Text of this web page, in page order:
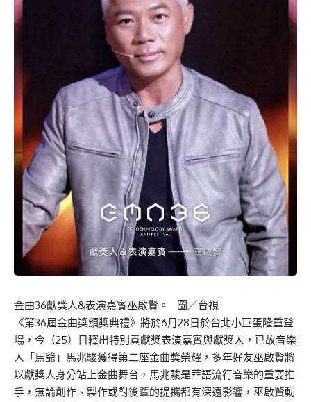
金曲36獻獎人&表演嘉賓巫啟賢。 圖／台視
《第36屆金曲獎頒獎典禮》將於6月28日於台北小巨蛋隆重登
場，今（25）日釋出特別貢獻獎表演嘉賓與獻獎人，已故音樂
人「馬爺」馬兆駿獲得第二座金曲獎榮耀，多年好友巫啟賢將
以獻獎人身分站上金曲舞台，馬兆駿是華語流行音樂的重要推
手，無論創作、製作或對後輩的提攜都有深遠影響，巫啟賢動